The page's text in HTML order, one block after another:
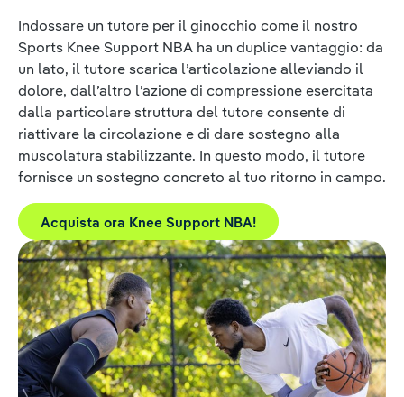
Indossare un tutore per il ginocchio come il nostro
Sports Knee Support NBA ha un duplice vantaggio: da
un lato, il tutore scarica l’articolazione alleviando il
dolore, dall’altro l’azione di compressione esercitata
dalla particolare struttura del tutore consente di
riattivare la circolazione e di dare sostegno alla
muscolatura stabilizzante. In questo modo, il tutore
fornisce un sostegno concreto al tuo ritorno in campo.
Acquista ora Knee Support NBA!